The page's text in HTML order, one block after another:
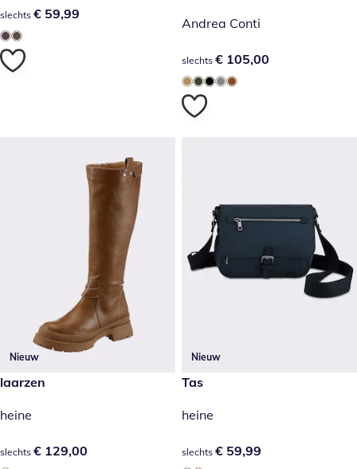
€ 59,99
slechts € 59,99
Andrea Conti
€ 105,00
slechts € 105,00
Nieuw
€ 129,00
laarzen
heine
€ 129,00
slechts € 129,00
Nieuw
€ 59,99
Tas
heine
€ 59,99
slechts € 59,99